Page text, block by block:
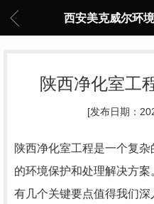
西安美克威尔环
陕西净化室工
[发布日期：
陕西净化室工程是一个复
的环境保护和处理解决方案
有几个关键要点值得我们深